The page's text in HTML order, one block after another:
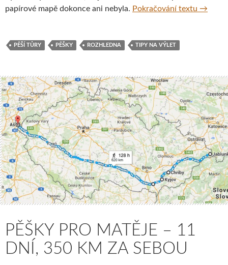
papírové mapě dokonce ani nebyla. Pokračování textu Z
→
PĚŠÍ TŮRY PĚŠKY ROZHLEDNA TIPY NA VÝLET
PĚŠKY PRO MATĚJE – 11
DNÍ, 350 KM ZA SEBOU